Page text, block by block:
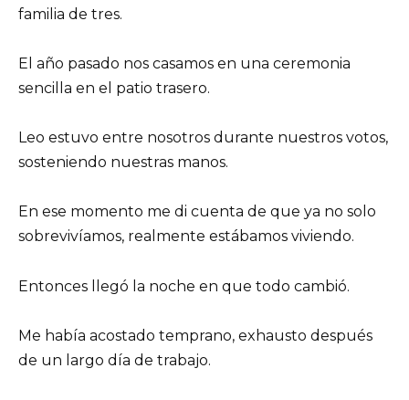
familia de tres.
El año pasado nos casamos en una ceremonia
sencilla en el patio trasero.
Leo estuvo entre nosotros durante nuestros votos,
sosteniendo nuestras manos.
En ese momento me di cuenta de que ya no solo
sobrevivíamos, realmente estábamos viviendo.
Entonces llegó la noche en que todo cambió.
Me había acostado temprano, exhausto después
de un largo día de trabajo.